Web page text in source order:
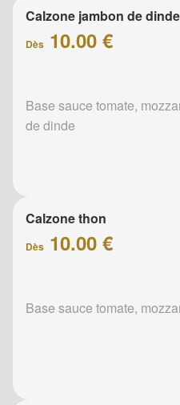
Calzone jambon de dinde
Dès 10.00 €
Base sauce tomate,
de dinde
Calzone thon
Dès 10.00 €
Base sauce tomate,